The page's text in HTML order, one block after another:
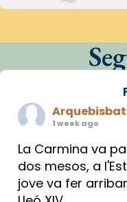
1 week ago
La Carmina va
dos mesos, a
jove va fer